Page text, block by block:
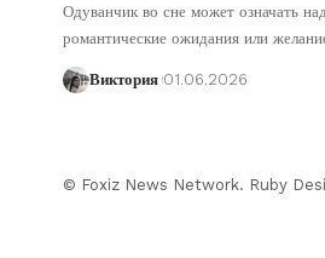
Одуванчик во сне может означать
романтические ожидания или
Виктория 01.06.2026
© Foxiz News Network. Ruby